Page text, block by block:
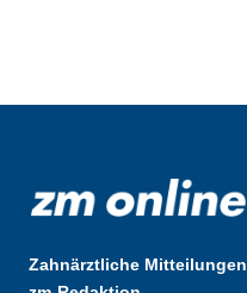
Zahnärztliche Mitteilungen